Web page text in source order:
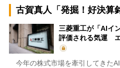
古賀真人「発掘！好決算
三菱重工が「AIイ
評価される気運
今年の株式市場を牽引してきた